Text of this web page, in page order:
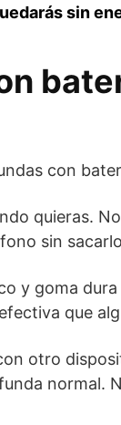
sin
con
quieras.
sin
y goma
que
otro
normal.